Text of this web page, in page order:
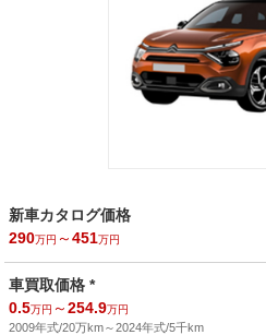
新車カタログ価格
290万円 ～451万円
車買取価格 *
0.5万円 ～254.9万円
2009年式/20万km～2024年式/5千km